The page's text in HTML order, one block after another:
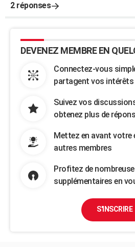
2 réponses
DEVENEZ MEMBRE EN
Connectez-vous
partagent vos intérêts
Suivez vos
obtenez plus de
Mettez en avant votre
autres membres
Profitez de
supplémentaires en
S'INSCRIRE